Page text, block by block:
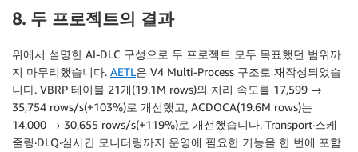
8. 두 프로젝트의 결과
위에서 설명한 AI-DLC 구성으로 두 프로젝트 모두 목표했던 범위까
지 마무리했습니다. AETL은 V4 Multi-Process 구조로 재작성되었습
니다. VBRP 테이블 21개(19.1M rows)의 처리 속도를 17,599 →
35,754 rows/s(+103%)로 개선했고, ACDOCA(19.6M rows)는
14,000 → 30,655 rows/s(+119%)로 개선했습니다. Transport·스케
줄링·DLQ·실시간 모니터링까지 운영에 필요한 기능을 한 번에 포함